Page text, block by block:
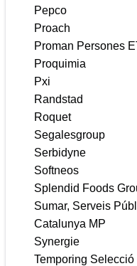
Pepco
Proach
Proman Persones
Proquimia
Pxi
Randstad
Roquet
Segalesgroup
Serbidyne
Softneos
Splendid Foods
Sumar, Serveis
Catalunya MP
Synergie
Temporing Selecció